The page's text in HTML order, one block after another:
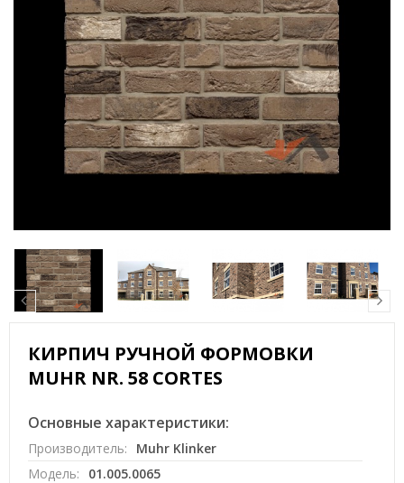
КИРПИЧ РУЧНОЙ ФОРМОВКИ
MUHR NR. 58 CORTES
Основные характеристики:
Производитель:
Muhr Klinker
Модель:
01.005.0065